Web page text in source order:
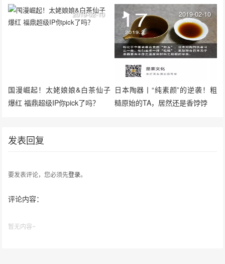
国漫崛起！太姥娘娘&白茶仙子
爆红 福鼎超级IP你pick了吗？
2019-02-10
日本陶器丨“纯素颜”的逆袭！粗
糙原始的TA，居然还是香饽饽
2019-02-10
发表回复
要发表评论，您必须先登录。
评论内容：
暂无内容~